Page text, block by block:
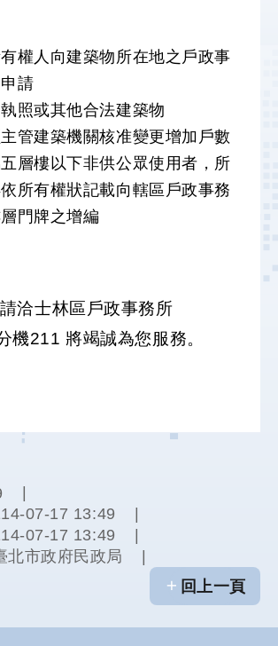
權人向建築物所在地之戶政事
請
照或其他合法建築物
管建築機關核准變更增加戶數
層樓以下非供公眾使用者，所
所有權狀記載向轄區戶政事務
門牌之增編
洽士林區戶政事務所
機211 將竭誠為您服務。
07-17 13:49
07-17 13:49
北市政府民政局
回上一頁